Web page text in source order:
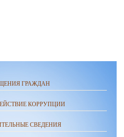
ГРАЖДАН
КОРРУПЦИИ
СВЕДЕНИЯ